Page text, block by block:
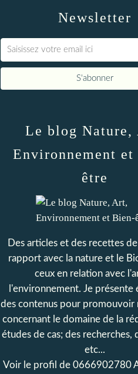
Newsletter
Le blog Nature,
Environnement et
être
Des articles et des recettes
rapport avec la nature et le
ceux en relation avec
l'environnement. Je présente
des contenus pour promouvoir
concernant le domaine de la
études de cas; des recherches,
etc...
Voir le profil de 0666902780